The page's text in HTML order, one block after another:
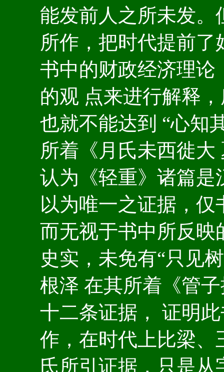
能发前人之所未发。
所作，把时代提前
书中的财政经济理论
的观 点来进行解释
也就不能达到 “心知
所着《月氏未西徙
认为《轻重》诸篇是
以为唯一之证据，仅
而无视于书中所反映
史实，未免有“只见
根泽 在其所着《管
十二条证据， 证明
作，在时代上比梁、
氏所引证据，只是